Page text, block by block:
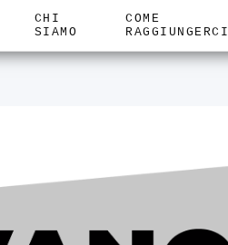
CHI
SIAMO
COME
RAGGIUNGERCI